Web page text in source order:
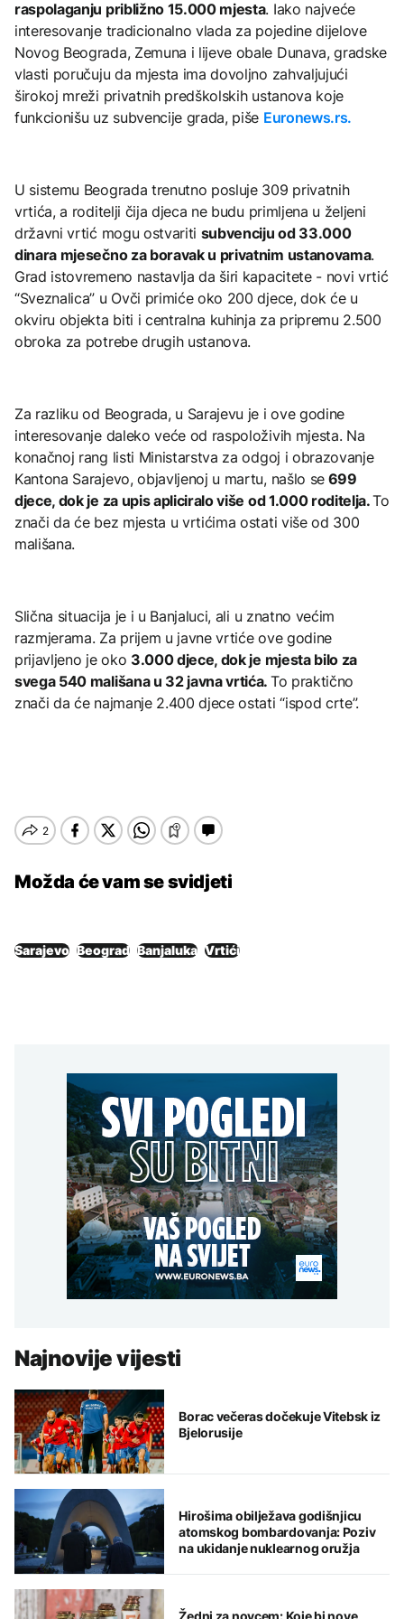
raspolaganju približno 15.000 mjesta. Iako najveće
interesovanje tradicionalno vlada za pojedine dijelove
Novog Beograda, Zemuna i lijeve obale Dunava, gradske
vlasti poručuju da mjesta ima dovoljno zahvaljujući
širokoj mreži privatnih predškolskih ustanova koje
funkcionišu uz subvencije grada, piše Euronews.rs.
U sistemu Beograda trenutno posluje 309 privatnih
vrtića, a roditelji čija djeca ne budu primljena u željeni
državni vrtić mogu ostvariti subvenciju od 33.000
dinara mjesečno za boravak u privatnim ustanovama.
Grad istovremeno nastavlja da širi kapacitete - novi vrtić
“Sveznalica” u Ovči primiće oko 200 djece, dok će u
okviru objekta biti i centralna kuhinja za pripremu 2.500
obroka za potrebe drugih ustanova.
Za razliku od Beograda, u Sarajevu je i ove godine
interesovanje daleko veće od raspoloživih mjesta. Na
konačnoj rang listi Ministarstva za odgoj i obrazovanje
Kantona Sarajevo, objavljenoj u martu, našlo se699
djece, dok je za upis apliciralo više od 1.000 roditelja.To
znači da će bez mjesta u vrtićima ostati više od 300
mališana.
Slična situacija je i u Banjaluci, ali u znatno većim
razmjerama. Za prijem u javne vrtiće ove godine
prijavljeno je oko 3.000 djece, dok je mjesta bilo za
svega 540 mališana u 32 javna vrtića. To praktično
znači da će najmanje 2.400 djece ostati “ispod crte”.
Možda će vam se svidjeti
Sarajevo Beograd Banjaluka Vrtići
Najnovije vijesti
Borac večeras dočekuje Vitebsk iz
Bjelorusije
Hirošima obilježava godišnjicu
atomskog bombardovanja: Poziv
na ukidanje nuklearnog oružja
Žedni za novcem: Koje bi nove